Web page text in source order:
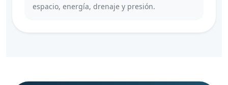
espacio, energía, drenaje y presión.